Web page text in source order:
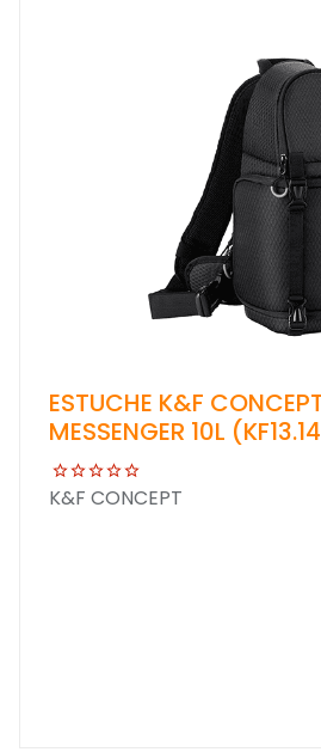
ESTUCHE K&F
MESSENGER 10L
K&F CONCEPT